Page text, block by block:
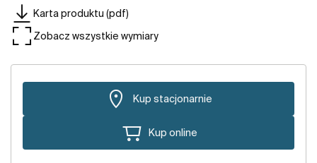
Karta produktu (pdf)
Zobacz wszystkie wymiary
Kup stacjonarnie
Kup online